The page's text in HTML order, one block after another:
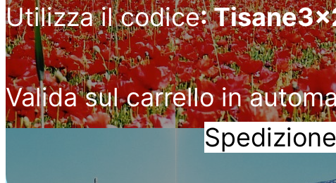
Utilizza il codice:
Valida sul carrello in